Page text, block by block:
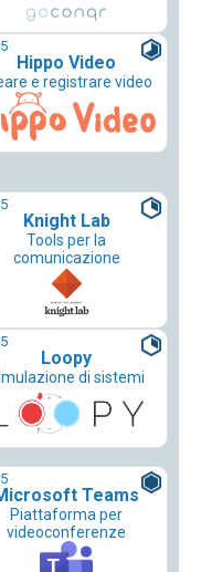
Hippo Video
e registrare video
Knight Lab
Tools per la
comunicazione
Loopy
di sistemi
Teams
Piattaforma per
videoconferenze